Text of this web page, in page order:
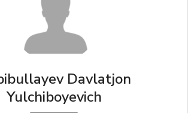
Davlatjon
Yulchiboyevich